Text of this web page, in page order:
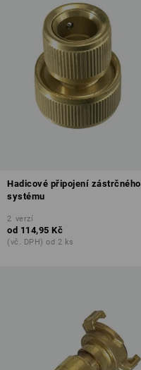
Hadicové připojení zástrčného
systému
2 verzí
od 114,95 Kč
(vč. DPH) od 2 ks